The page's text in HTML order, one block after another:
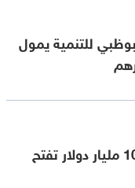
أبوظبي للتنمية يمول
شركة استثمار تدير 100 مليار دولار تفتح